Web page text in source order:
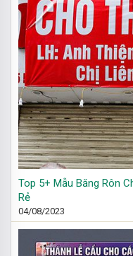
Top 5+ Mẫu Băng Rôn
Rẻ
04/08/2023